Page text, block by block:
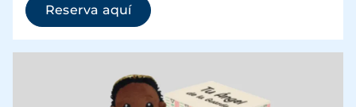
Reserva aquí(se abre en una ventana nueva)